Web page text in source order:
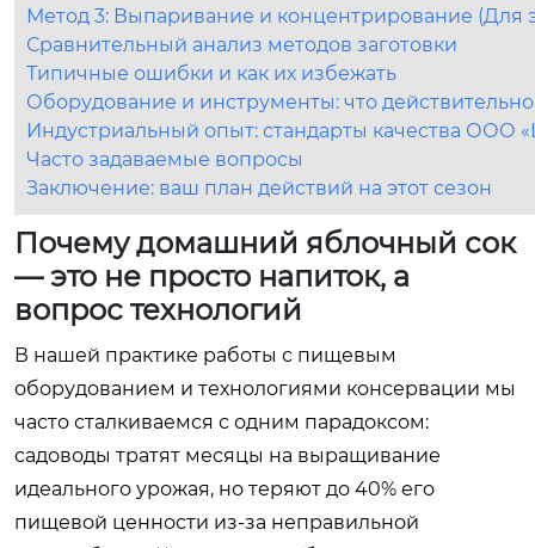
Метод 3: Выпаривание и концентрирование (Для
Сравнительный анализ методов заготовки
Типичные ошибки и как их избежать
Оборудование и инструменты: что
Индустриальный опыт: стандарты качества ООО
Часто задаваемые вопросы
Заключение: ваш план действий на этот сезон
Почему домашний яблочный сок
— это не просто напиток, а
вопрос технологий
В нашей практике работы с пищевым
оборудованием и технологиями консервации мы
часто сталкиваемся с одним парадоксом:
садоводы тратят месяцы на выращивание
идеального урожая, но теряют до 40% его
пищевой ценности из-за неправильной